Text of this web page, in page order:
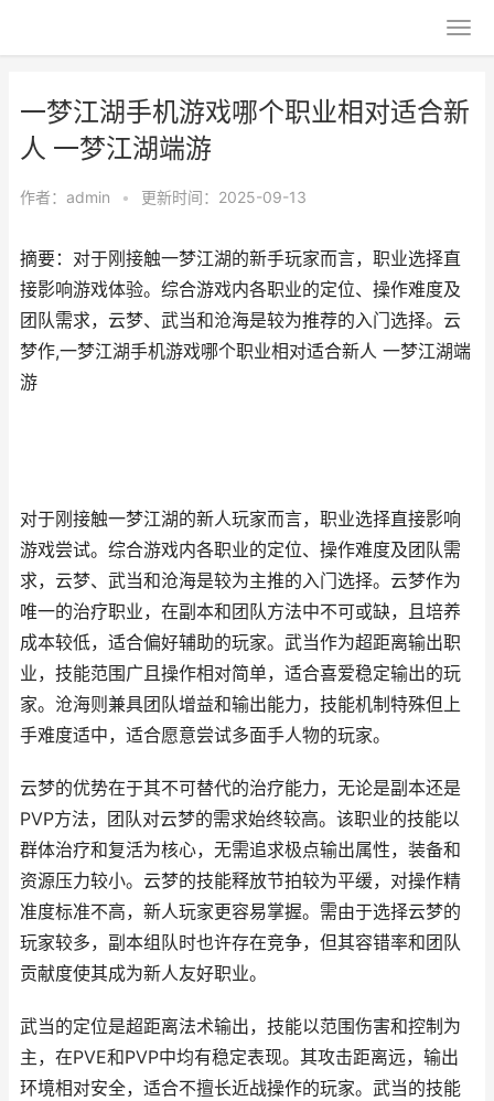
一梦江湖手机游戏哪个职业相对适合新
人 一梦江湖端游
作者： admin • 更新时间：2025-09-13
摘要：对于刚接触一梦江湖的新手玩家而言，职业选择直
接影响游戏体验。综合游戏内各职业的定位、操作难度及
团队需求，云梦、武当和沧海是较为推荐的入门选择。云
梦作,一梦江湖手机游戏哪个职业相对适合新人 一梦江湖端
游
对于刚接触一梦江湖的新人玩家而言，职业选择直接影响
游戏尝试。综合游戏内各职业的定位、操作难度及团队需
求，云梦、武当和沧海是较为主推的入门选择。云梦作为
唯一的治疗职业，在副本和团队方法中不可或缺，且培养
成本较低，适合偏好辅助的玩家。武当作为超距离输出职
业，技能范围广且操作相对简单，适合喜爱稳定输出的玩
家。沧海则兼具团队增益和输出能力，技能机制特殊但上
手难度适中，适合愿意尝试多面手人物的玩家。
云梦的优势在于其不可替代的治疗能力，无论是副本还是
PVP方法，团队对云梦的需求始终较高。该职业的技能以
群体治疗和复活为核心，无需追求极点输出属性，装备和
资源压力较小。云梦的技能释放节拍较为平缓，对操作精
准度标准不高，新人玩家更容易掌握。需由于选择云梦的
玩家较多，副本组队时也许存在竞争，但其容错率和团队
贡献度使其成为新人友好职业。
武当的定位是超距离法术输出，技能以范围伤害和控制为
主，在PVE和PVP中均有稳定表现。其攻击距离远，输出
环境相对安全，适合不擅长近战操作的玩家。武当的技能